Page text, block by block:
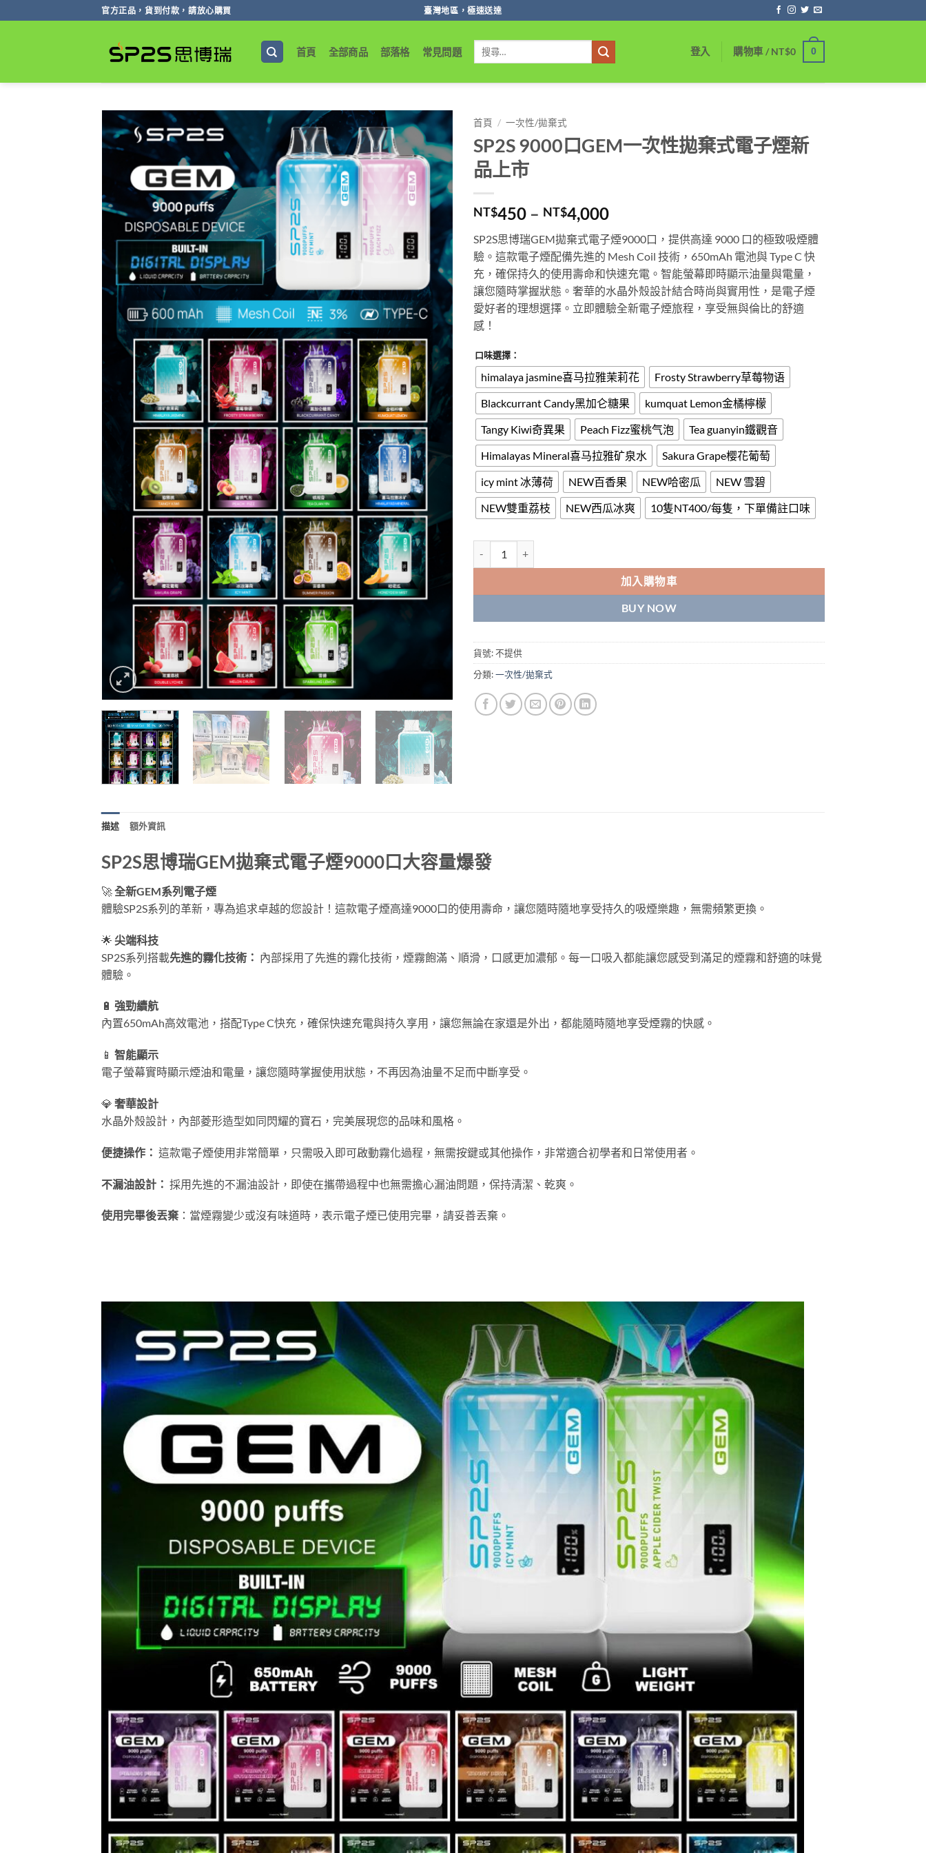
轉
官方正品，貨到付款，請放心購買 臺灣地區，極速送達
首頁 全部商品 部落格 常見問題
鍵
登入 購物車 /NT$0 0
首頁 / 一次性/拋棄式
SP2S 9000口GEM一次性拋棄式電子煙新
品上市
NT$450 – NT$4,000價
格
範
圍：
NT$450
到
NT$4,000
SP2S思博瑞GEM拋棄式電子煙9000口，提供高達 9000 口的極致吸煙體
驗。這款電子煙配備先進的 Mesh Coil 技術，650mAh 電池與 Type C 快
充，確保持久的使用壽命和快速充電。智能螢幕即時顯示油量與電量，
讓您隨時掌握狀態。奢華的水晶外殼設計結合時尚與實用性，是電子煙
愛好者的理想選擇。立即體驗全新電子煙旅程，享受無與倫比的舒適
感！
口味選擇：
himalaya jasmine喜马拉雅茉莉花
Frosty Strawberry草莓物语
Blackcurrant Candy黑加仑糖果
kumquat Lemon金橘檸檬
Tangy Kiwi奇異果
Peach Fizz蜜桃气泡
Tea guanyin鐵觀音
Himalayas Mineral喜马拉雅矿泉水
Sakura Grape樱花葡萄
icy mint 冰薄荷
NEW百香果 NEW哈密瓜
NEW 雪碧
NEW雙重荔枝
NEW西瓜冰爽 10隻NT400/每隻，下單備註口味
加入購物車
BUY NOW
貨號:不提供
分類:一次性/拋棄式
描述 額外資訊
SP2S思博瑞GEM拋棄式電子煙9000口大容量爆發
🚀全新GEM系列電子煙
體驗SP2S系列的革新，專為追求卓越的您設計！這款電子煙高達9000口的使用壽命，讓您隨時隨地享受持久的吸煙樂趣，無需頻繁更換。
🌟 尖端科技
SP2S系列搭載先進的霧化技術： 內部採用了先進的霧化技術，煙霧飽滿、順滑，口感更加濃郁。每一口吸入都能讓您感受到滿足的煙霧和舒適的味覺
體驗。
🔋 強勁續航
內置650mAh高效電池，搭配Type C快充，確保快速充電與持久享用，讓您無論在家還是外出，都能隨時隨地享受煙霧的快感。
📱 智能顯示
電子螢幕實時顯示煙油和電量，讓您隨時掌握使用狀態，不再因為油量不足而中斷享受。
💎 奢華設計
水晶外殼設計，內部菱形造型如同閃耀的寶石，完美展現您的品味和風格。
便捷操作： 這款電子煙使用非常簡單，只需吸入即可啟動霧化過程，無需按鍵或其他操作，非常適合初學者和日常使用者。
不漏油設計： 採用先進的不漏油設計，即使在攜帶過程中也無需擔心漏油問題，保持清潔、乾爽。
使用完畢後丟棄 ：當煙霧變少或沒有味道時，表示電子煙已使用完畢，請妥善丟棄。